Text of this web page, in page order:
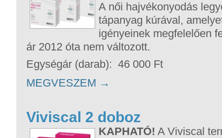
A női hajvékonyodás
tápanyag kúrával,
igényeinek megfelelően
ár 2012 óta nem változott.
Egységár (darab): 46 000 Ft
MEGVESZEM →
Viviscal 2 doboz
KAPHATÓ! A Viviscal